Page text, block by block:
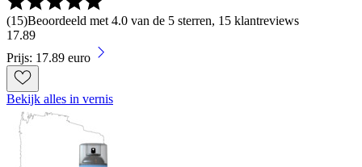
(15)Beoordeeld met 4.0 van de 5 sterren, 15 klantreviews
17.89
Prijs: 17.89 euro
Bekijk alles in vernis